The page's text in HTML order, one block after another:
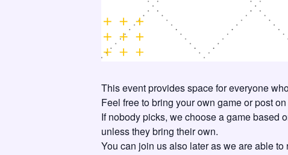
This event provides space for everyone
Feel free to bring your own game or post
If nobody picks, we choose a game based
unless they bring their own.
You can join us also later as we are able